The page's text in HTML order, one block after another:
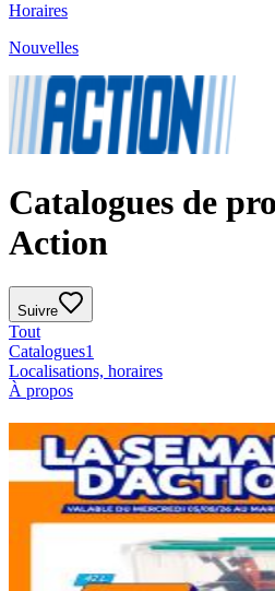
Horaires
Nouvelles
Catalogues de
Action
Suivre
Tout
Catalogues1
Localisations, horaires
À propos